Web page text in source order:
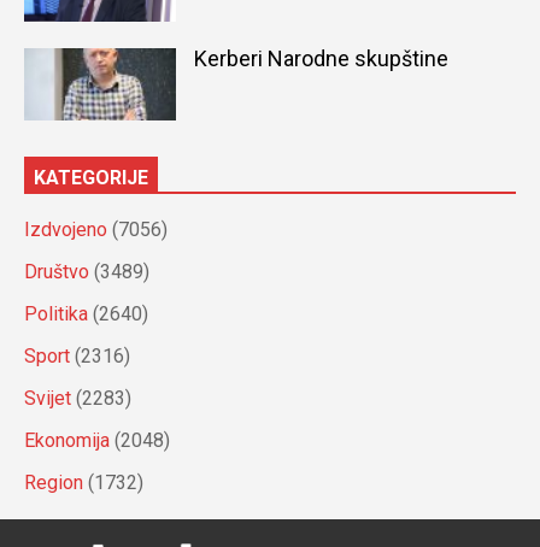
Kerberi Narodne skupštine
KATEGORIJE
Izdvojeno (7056)
Društvo (3489)
Politika (2640)
Sport (2316)
Svijet (2283)
Ekonomija (2048)
Region (1732)